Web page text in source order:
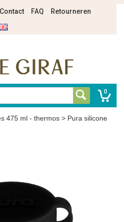
Contact FAQ
Retourneren
0
475 ml - thermos > Pura silicone